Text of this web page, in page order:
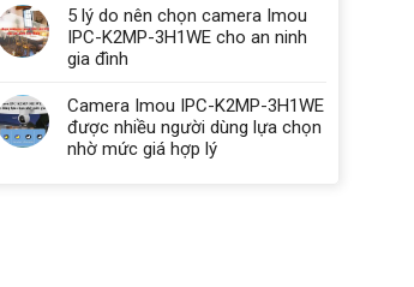
5 lý do nên chọn camera Imou
IPC-K2MP-3H1WE cho an ninh
gia đình
Camera Imou IPC-K2MP-3H1WE
được nhiều người dùng lựa chọn
nhờ mức giá hợp lý